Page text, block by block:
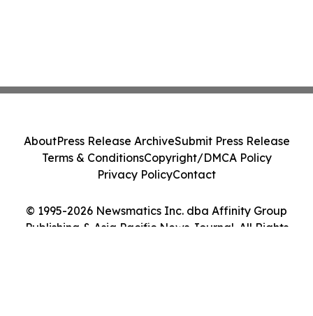
© 1995-2026 Newsmatics Inc. dba Affinity Group
Publishing & Asia Pacific News Journal. All Rights
AboutPress Release ArchiveSubmit Press Release
Terms & ConditionsCopyright/DMCA Policy
Privacy PolicyContact